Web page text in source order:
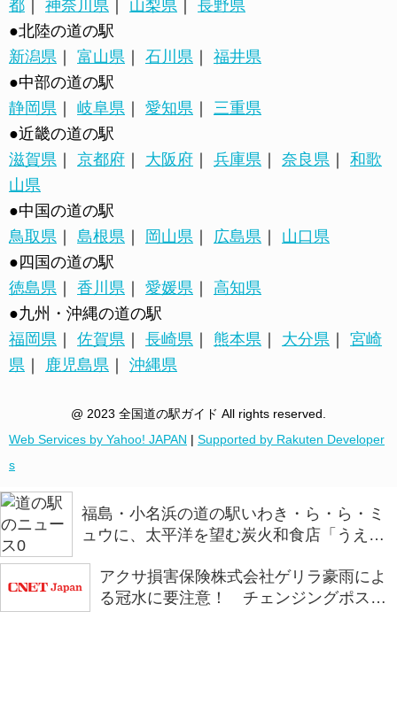
都 ｜ 神奈川県 ｜ 山梨県 ｜ 長野県
●北陸の道の駅
新潟県 ｜ 富山県 ｜ 石川県 ｜ 福井県
●中部の道の駅
静岡県 ｜ 岐阜県 ｜ 愛知県 ｜ 三重県
●近畿の道の駅
滋賀県 ｜ 京都府 ｜ 大阪府 ｜ 兵庫県 ｜ 奈良県 ｜ 和歌
山県
●中国の道の駅
鳥取県 ｜ 島根県 ｜ 岡山県 ｜ 広島県 ｜ 山口県
●四国の道の駅
徳島県 ｜ 香川県 ｜ 愛媛県 ｜ 高知県
●九州・沖縄の道の駅
福岡県 ｜ 佐賀県 ｜ 長崎県 ｜ 熊本県 ｜ 大分県 ｜ 宮崎
県 ｜ 鹿児島県 ｜ 沖縄県
@ 2023 全国道の駅ガイド All rights reserved.
Web Services by Yahoo! JAPAN | Supported by Rakuten Developer
s
福島・小名浜の道の駅いわき・ら・ら・ミ
ュウに、太平洋を望む炭火和食店「うえの
アクサ損害保険株式会社ゲリラ豪雨によ
る冠水に要注意！ チェンジングポスタ